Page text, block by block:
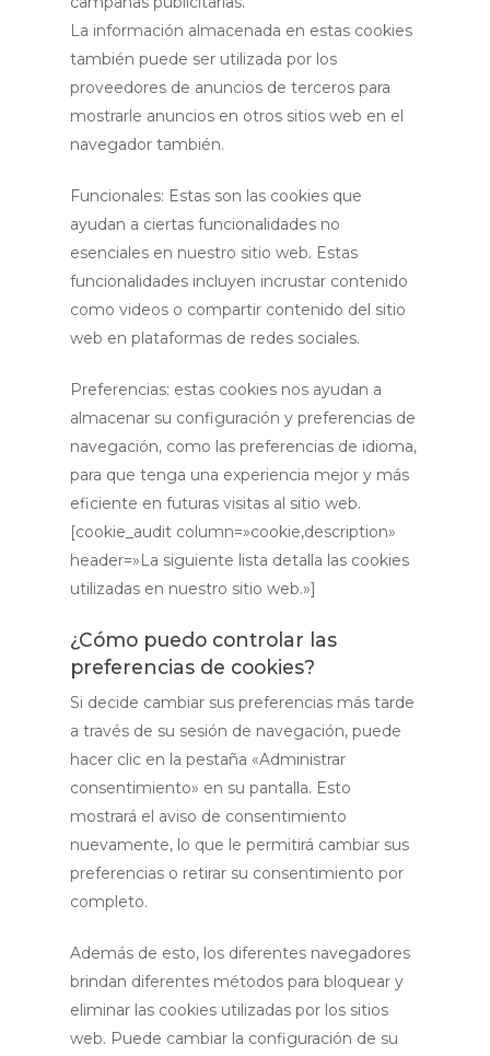
La información almacenada en estas cookies
también puede ser utilizada por los
proveedores de anuncios de terceros para
mostrarle anuncios en otros sitios web en el
navegador también.
Funcionales: Estas son las cookies que
ayudan a ciertas funcionalidades no
esenciales en nuestro sitio web. Estas
funcionalidades incluyen incrustar contenido
como videos o compartir contenido del sitio
web en plataformas de redes sociales.
Preferencias: estas cookies nos ayudan a
almacenar su configuración y preferencias de
navegación, como las preferencias de idioma,
para que tenga una experiencia mejor y más
eficiente en futuras visitas al sitio web.
[cookie_audit column=»cookie,description»
header=»La siguiente lista detalla las cookies
utilizadas en nuestro sitio web.»]
¿Cómo puedo controlar las
preferencias de cookies?
Si decide cambiar sus preferencias más tarde
a través de su sesión de navegación, puede
hacer clic en la pestaña «Administrar
consentimiento» en su pantalla. Esto
mostrará el aviso de consentimiento
nuevamente, lo que le permitirá cambiar sus
preferencias o retirar su consentimiento por
completo.
Además de esto, los diferentes navegadores
brindan diferentes métodos para bloquear y
eliminar las cookies utilizadas por los sitios
web. Puede cambiar la configuración de su